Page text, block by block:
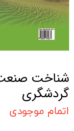
شناخت
گردشگری
اتمام موجودی